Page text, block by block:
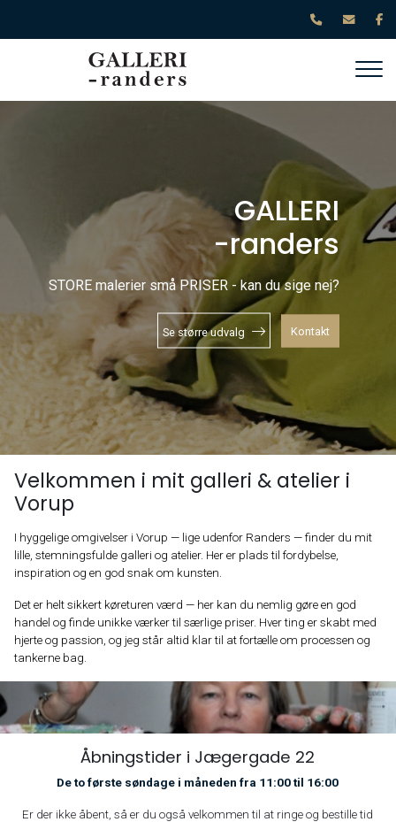
GALLERI
-randers
STORE malerier små PRISER - kan du sige nej?
Se større udvalg Kontakt
Velkommen i mit galleri & atelier i
Vorup
I hyggelige omgivelser i Vorup — lige udenfor Randers — finder du mit
lille, stemningsfulde galleri og atelier. Her er plads til fordybelse,
inspiration og en god snak om kunsten.
Det er helt sikkert køreturen værd — her kan du nemlig gøre en god
handel og finde unikke værker til særlige priser. Hver ting er skabt med
hjerte og passion, og jeg står altid klar til at fortælle om processen og
tankerne bag.
Åbningstider i Jægergade 22
De to første søndage i måneden fra 11:00 til 16:00
Er der ikke åbent, så er du også velkommen til at ringe og bestille tid